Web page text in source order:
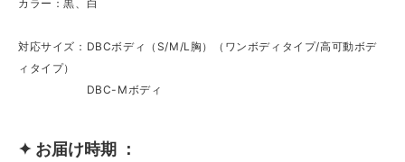
カラー：黒、白
対応サイズ：DBCボディ（S/M/L胸）（ワンボディタイプ/高可動ボデ
ィタイプ）
DBC-Mボディ
✦ お届け時期 ：